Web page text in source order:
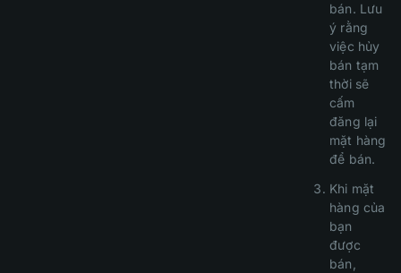
bán. Lưu
ý rằng
việc hủy
bán tạm
thời sẽ
cấm
đăng lại
mặt hàng
để bán.
Khi mặt
hàng của
bạn
được
bán,